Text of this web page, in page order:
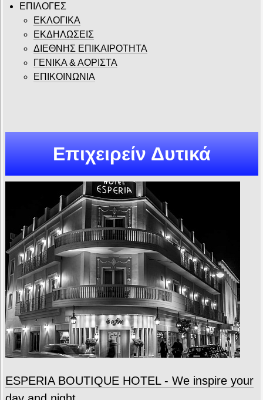
ΕΠΙΛΟΓΕΣ
ΕΚΛΟΓΙΚΑ
ΕΚΔΗΛΩΣΕΙΣ
ΔΙΕΘΝΗΣ ΕΠΙΚΑΙΡΟΤΗΤΑ
ΓΕΝΙΚΑ & ΑΟΡΙΣΤΑ
ΕΠΙΚΟΙΝΩΝΙΑ
Επιχειρείν Δυτικά
ESPERIA BOUTIQUE HOTEL - We inspire your